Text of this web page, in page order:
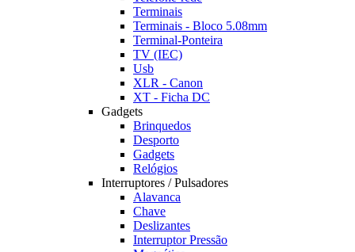
Terminais
Terminais - Bloco 5.08mm
Terminal-Ponteira
TV (IEC)
Usb
XLR - Canon
XT - Ficha DC
Gadgets
Brinquedos
Desporto
Gadgets
Relógios
Interruptores / Pulsadores
Alavanca
Chave
Deslizantes
Interruptor Pressão